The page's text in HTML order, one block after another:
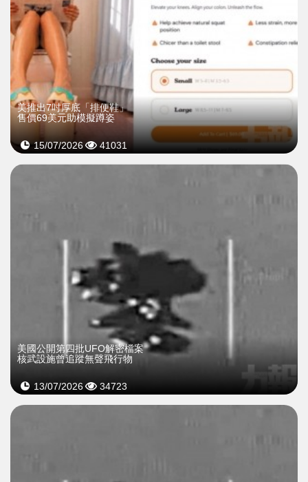
美推出7吋厚底「排便鞋」
售價69美元助模擬蹲姿
15/07/2026 41031
美國公開第四批UFO解密檔案
核武設施曾追蹤無聲飛行物
13/07/2026 34723